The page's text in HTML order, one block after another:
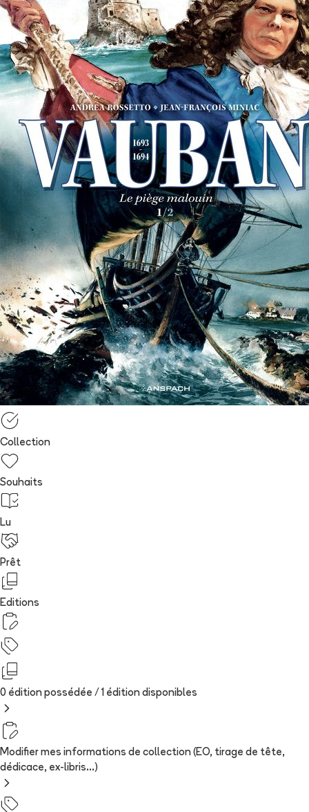
Collection
Souhaits
Lu
Prêt
Editions
0 édition possédée / 1 édition disponibles
Modifier mes informations de collection (EO, tirage de tête,
dédicace, ex-libris...)